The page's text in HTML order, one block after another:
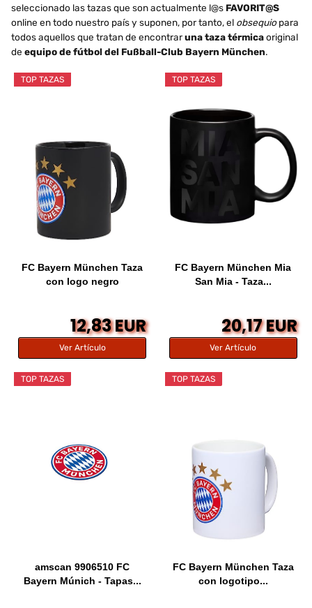
seleccionado las tazas que son actualmente l@s FAVORIT@S
online en todo nuestro país y suponen, por tanto, el obsequiopara
todos aquellos que tratan de encontraruna taza térmicaoriginal
de equipo de fútbol del Fußball-Club Bayern München.
TOP TAZAS
FC Bayern München Taza
con logo negro
12,83 EUR
Ver Artículo
TOP TAZAS
FC Bayern München Mia
San Mia - Taza...
20,17 EUR
Ver Artículo
TOP TAZAS
amscan 9906510 FC
Bayern Múnich - Tapas...
TOP TAZAS
FC Bayern München Taza
con logotipo...